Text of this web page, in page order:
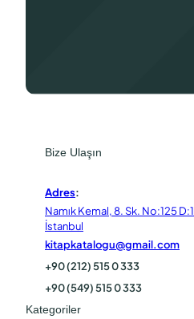
Bize Ulaşın
Adres:
Namık Kemal, 8. Sk. No:125
İstanbul
kitapkatalogu@gmail.com
+90 (212) 515 0 333
+90 (549) 515 0 333
Kategoriler